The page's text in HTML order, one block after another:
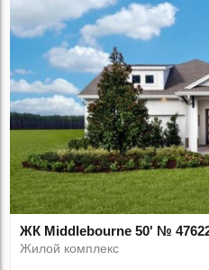
ЖК Middlebourne 50' №
Жилой комплекс